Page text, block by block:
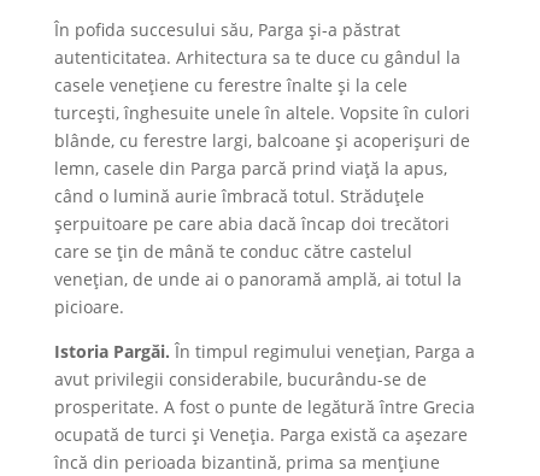
În pofida succesului său, Parga și-a păstrat
autenticitatea. Arhitectura sa te duce cu gândul la
casele venețiene cu ferestre înalte și la cele
turcești, înghesuite unele în altele. Vopsite în culori
blânde, cu ferestre largi, balcoane și acoperișuri de
lemn, casele din Parga parcă prind viață la apus,
când o lumină aurie îmbracă totul. Străduțele
șerpuitoare pe care abia dacă încap doi trecători
care se țin de mână te conduc către castelul
venețian, de unde ai o panoramă amplă, ai totul la
picioare.
Istoria Pargăi. În timpul regimului venețian, Parga a
avut privilegii considerabile, bucurându-se de
prosperitate. A fost o punte de legătură între Grecia
ocupată de turci și Veneția. Parga există ca așezare
încă din perioada bizantină, prima sa mențiune